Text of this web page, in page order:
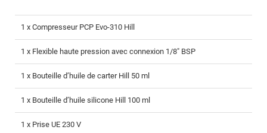
1 x Compresseur PCP Evo-310 Hill
1 x Flexible haute pression avec connexion 1/8" BSP
1 x Bouteille d’huile de carter Hill 50 ml
1 x Bouteille d’huile silicone Hill 100 ml
1 x Prise UE 230 V